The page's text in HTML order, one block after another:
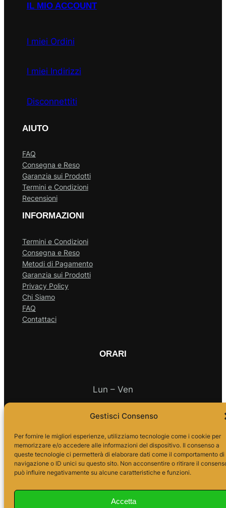
Gestisci Consenso
Per fornire le migliori esperienze, utilizziamo tecnologie come i cookie per
memorizzare e/o accedere alle informazioni del dispositivo. Il consenso a
queste tecnologie ci permetterà di elaborare dati come il comportamento di
navigazione o ID unici su questo sito. Non acconsentire o ritirare il
può influire negativamente su alcune caratteristiche e funzioni.
Accetta
IL MIO ACCOUNT
I miei Ordini
I miei Indirizzi
Disconnettiti
AIUTO
FAQ
Consegna e Reso
Garanzia sui Prodotti
Termini e Condizioni
Recensioni
INFORMAZIONI
Termini e Condizioni
Consegna e Reso
Metodi di Pagamento
Garanzia sui Prodotti
Privacy Policy
Chi Siamo
FAQ
Contattaci
ORARI
Lun – Ven
10.00 – 18.00